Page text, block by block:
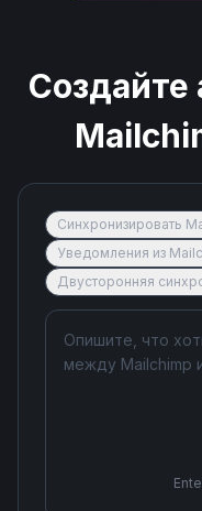
Создайте
Синхронизировать
Уведомления из
Двусторонняя